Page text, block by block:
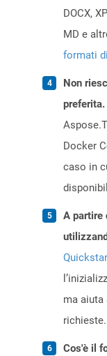
DOCX,
MD e
formati
Non
preferita.
Docker
caso in
A partire
ma aiuta
richieste.
Cos'è il